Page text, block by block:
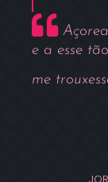
e a esse
me